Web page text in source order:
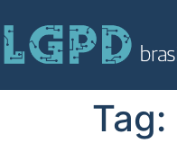
Tag: